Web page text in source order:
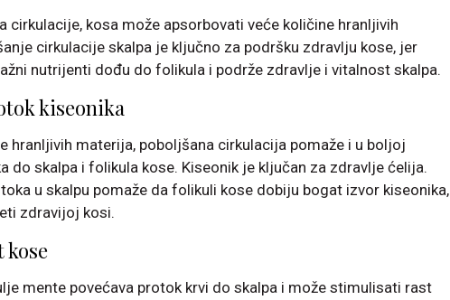
cirkulacije, kosa može apsorbovati veće količine hranljivih
cirkulacije skalpa je ključno za podršku zdravlju kose, jer
nutrijenti dođu do folikula i podrže zdravlje i vitalnost skalpa.
kiseonika
hranljivih materija, poboljšana cirkulacija pomaže i u boljoj
do skalpa i folikula kose. Kiseonik je ključan za zdravlje ćelija.
u skalpu pomaže da folikuli kose dobiju bogat izvor kiseonika,
zdravijoj kosi.
kose
mente povećava protok krvi do skalpa i može stimulisati rast